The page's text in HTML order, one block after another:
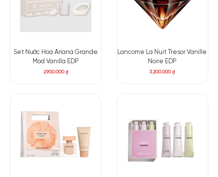
Set Nước Hoa Ariana Grande
Mod Vanilla EDP
2.900.000₫
Lancome La Nuit Tresor Vanille
Noire EDP
3.200.000₫